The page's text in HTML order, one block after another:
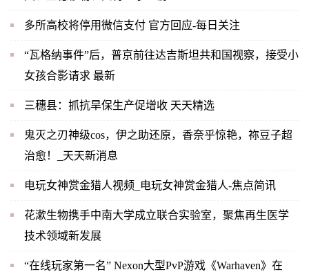
多所高校将停用微信支付 官方回应-每日关注
“瓦格纳事件”后，普京前往达吉斯坦共和国视察，接受小
女孩合影请求 最新
三穗县：抓抗旱保生产促增收 天天精选
鬼灭之刃神级cos，伊之助还原，香奈乎惊艳，祢豆子超
治愈！_天天新消息
电玩女神赏金猎人视频_电玩女神赏金猎人-焦点简讯
花漱生物携手中南大学成立联合实验室，聚焦再生医学
技术领域新发展
“在线玩家第一名” Nexon大型PvP游戏《Warhaven》在